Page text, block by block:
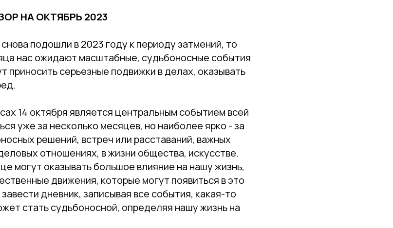
НА ОКТЯБРЬ 2023
подошли в 2023 году к периоду затмений, то
нас ожидают масштабные, судьбоносные события
приносить серьезные подвижки в делах, оказывать
14 октября является центральным событием всей
уже за несколько месяцев, но наиболее ярко - за
решений, встреч или расставаний, важных
отношениях, в жизни общества, искусстве.
могут оказывать большое влияние на нашу жизнь,
движения, которые могут появиться в это
дневник, записывая все события, какая-то
стать судьбоносной, определяя нашу жизнь на